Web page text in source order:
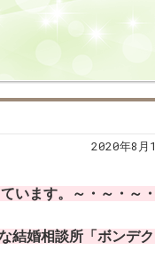
2020年8月
います。～・～・～
結婚相談所「ボンデク